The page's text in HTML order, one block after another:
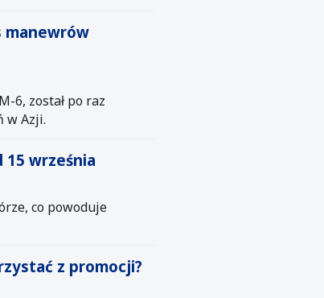
manewrów
6, został po raz
w Azji.
15 września
co powoduje
z promocji?